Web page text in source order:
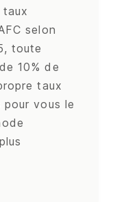
selon
toute
10% de
taux
vous le